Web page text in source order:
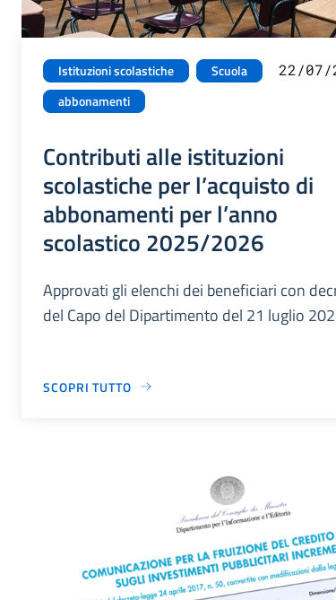
Istituzioni scolastiche
Scuola
abbonamenti
22/07/
Contributi alle istituzioni
scolastiche per l’acquisto di
abbonamenti per l’anno
scolastico 2025/2026
Approvati gli elenchi dei beneficiari con
del Capo del Dipartimento del 21 luglio
SCOPRI TUTTO